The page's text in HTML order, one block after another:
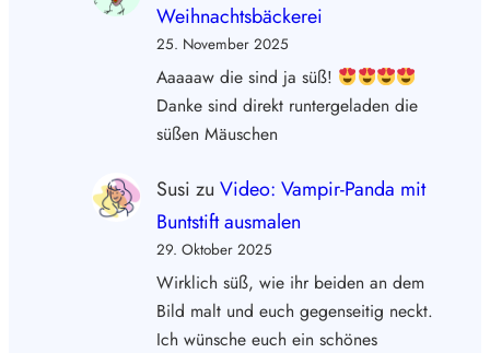
Weihnachtsbäckerei
25. November 2025
Aaaaaw die sind ja süß!
Danke sind direkt runtergeladen die
süßen Mäuschen
Susi zu Video: Vampir-Panda mit
Buntstift ausmalen
29. Oktober 2025
Wirklich süß, wie ihr beiden an dem
Bild malt und euch gegenseitig neckt.
Ich wünsche euch ein schönes